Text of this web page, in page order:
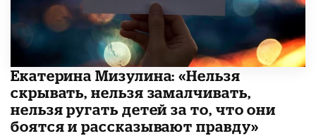
Екатерина Мизулина: «Нельзя
скрывать, нельзя замалчивать,
нельзя ругать детей за то, что они
боятся и рассказывают правду»